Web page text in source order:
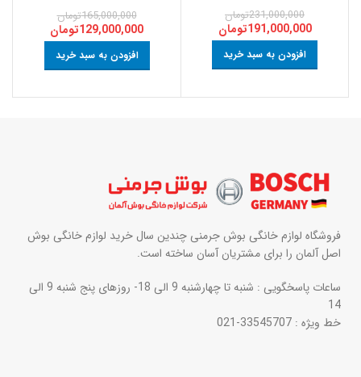
231,000,000تومان
191,000,000تومان
افزودن به سبد خرید
165,000,000تومان
129,000,000تومان
افزودن به سبد خرید
فروشگاه لوازم خانگی بوش جرمنی چندین سال خرید لوازم خانگی بوش
اصل آلمان را برای مشتریان آسان ساخته است.
ساعات پاسخگویی : شنبه تا چهارشنبه 9 الی 18- روزهای پنج شنبه 9 الی
14
خط ویژه : 33545707-021